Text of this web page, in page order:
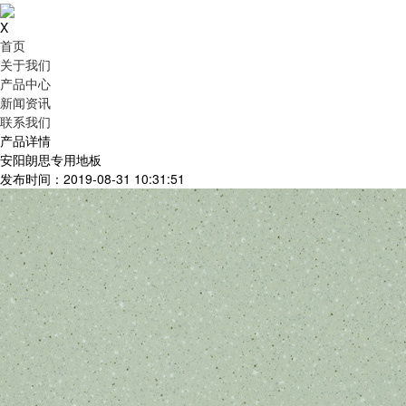
X
首页
关于我们
产品中心
新闻资讯
联系我们
产品详情
安阳朗思专用地板
发布时间：2019-08-31 10:31:51